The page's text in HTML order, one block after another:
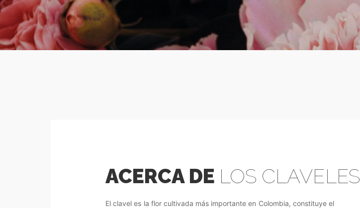
ACERCA DE LOS CLAVELES
El clavel es la flor cultivada más importante en Colombia, constituye el